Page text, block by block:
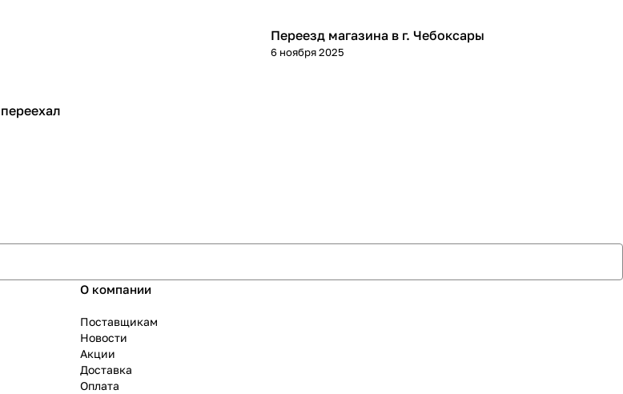
Переезд магазина в г. Чебоксары
6 ноября 2025
О компании
Поставщикам
Новости
Акции
Доставка
Оплата